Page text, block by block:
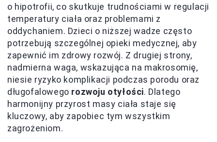
o hipotrofii, co skutkuje trudnościami w regulacji
temperatury ciała oraz problemami z
oddychaniem. Dzieci o niższej wadze często
potrzebują szczególnej opieki medycznej, aby
zapewnić im zdrowy rozwój. Z drugiej strony,
nadmierna waga, wskazująca na makrosomię,
niesie ryzyko komplikacji podczas porodu oraz
długofalowego rozwoju otyłości. Dlatego
harmonijny przyrost masy ciała staje się
kluczowy, aby zapobiec tym wszystkim
zagrożeniom.